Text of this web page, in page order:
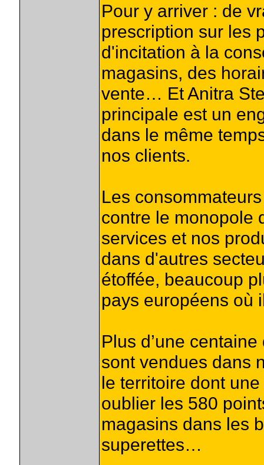
Pour y arriver : de
prescription sur les
d'incitation à la
magasins, des
vente… Et Anitra
principale est un
dans le même
nos clients.
Les
contre le monopole
services et nos
dans d'autres
étoffée, beaucoup
pays européens où
Plus d’une
sont vendues dans
le territoire dont
oublier les 580
magasins dans les
superettes…